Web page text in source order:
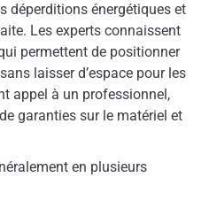
déperditions énergétiques et
Les experts connaissent
permettent de positionner
laisser d’espace pour les
appel à un professionnel,
garanties sur le matériel et
en plusieurs